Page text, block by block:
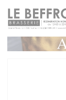
Πίνακας